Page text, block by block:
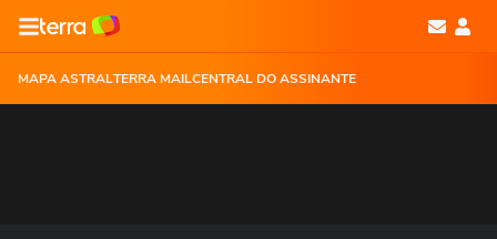
MAPA ASTRALTERRA MAILCENTRAL DO ASSINANTE